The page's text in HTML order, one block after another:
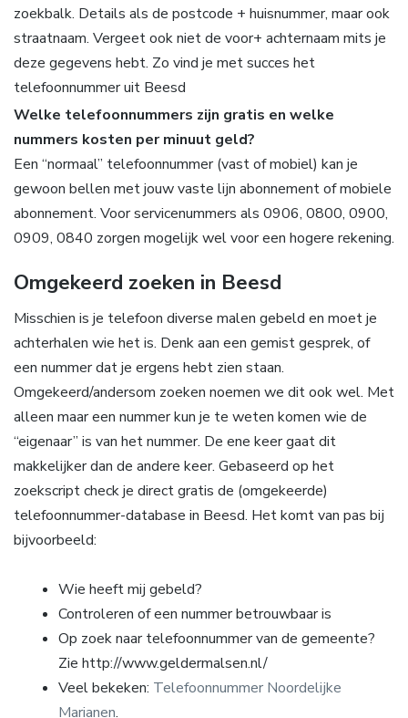
zoekbalk. Details als de postcode + huisnummer, maar ook
straatnaam. Vergeet ook niet de voor+ achternaam mits je
deze gegevens hebt. Zo vind je met succes het
telefoonnummer uit Beesd
Welke telefoonnummers zijn gratis en welke
nummers kosten per minuut geld?
Een “normaal” telefoonnummer (vast of mobiel) kan je
gewoon bellen met jouw vaste lijn abonnement of mobiele
abonnement. Voor servicenummers als 0906, 0800, 0900,
0909, 0840 zorgen mogelijk wel voor een hogere rekening.
Omgekeerd zoeken in Beesd
Misschien is je telefoon diverse malen gebeld en moet je
achterhalen wie het is. Denk aan een gemist gesprek, of
een nummer dat je ergens hebt zien staan.
Omgekeerd/andersom zoeken noemen we dit ook wel. Met
alleen maar een nummer kun je te weten komen wie de
“eigenaar” is van het nummer. De ene keer gaat dit
makkelijker dan de andere keer. Gebaseerd op het
zoekscript check je direct gratis de (omgekeerde)
telefoonnummer-database in Beesd. Het komt van pas bij
bijvoorbeeld:
Wie heeft mij gebeld?
Controleren of een nummer betrouwbaar is
Op zoek naar telefoonnummer van de gemeente?
Zie http://www.geldermalsen.nl/
Veel bekeken: Telefoonnummer Noordelijke
Marianen.